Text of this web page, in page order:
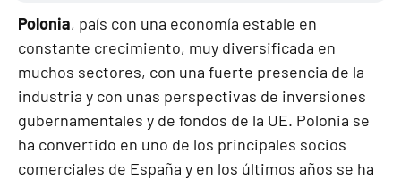
Polonia, país con una economía estable en
constante crecimiento, muy diversificada en
muchos sectores, con una fuerte presencia de la
industria y con unas perspectivas de inversiones
gubernamentales y de fondos de la UE. Polonia se
ha convertido en uno de los principales socios
comerciales de España y en los últimos años se ha